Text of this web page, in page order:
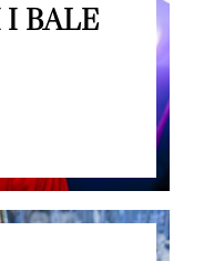
BALE